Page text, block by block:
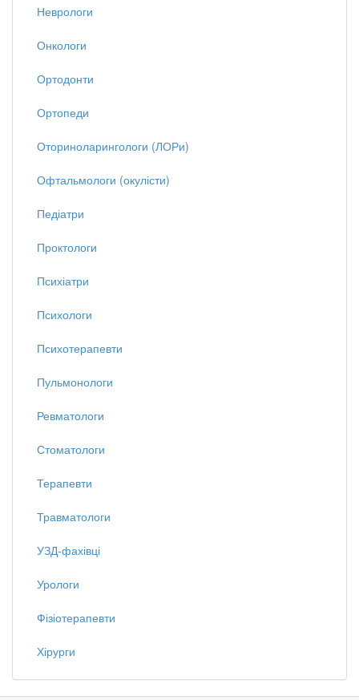
Неврологи
Онкологи
Ортодонти
Ортопеди
Оториноларингологи (ЛОРи)
Офтальмологи (окулісти)
Педіатри
Проктологи
Психіатри
Психологи
Психотерапевти
Пульмонологи
Ревматологи
Стоматологи
Терапевти
Травматологи
УЗД-фахівці
Урологи
Фізіотерапевти
Хірурги